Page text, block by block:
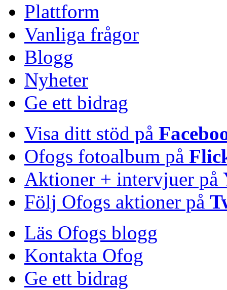
Plattform
Vanliga frågor
Blogg
Nyheter
Ge ett bidrag
Visa ditt stöd på
Ofogs fotoalbum på
Aktioner + intervjuer på
Följ Ofogs aktioner på
Läs Ofogs blogg
Kontakta Ofog
Ge ett bidrag